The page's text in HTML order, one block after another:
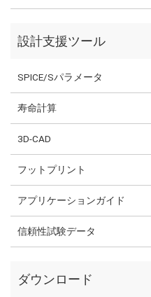
設計支援ツール
SPICE/Sパラメータ
寿命計算
3D-CAD
フットプリント
アプリケーションガイド
信頼性試験データ
ダウンロード